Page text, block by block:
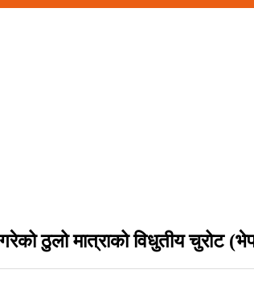
ठुलो मात्राको विधुतीय चुरोट